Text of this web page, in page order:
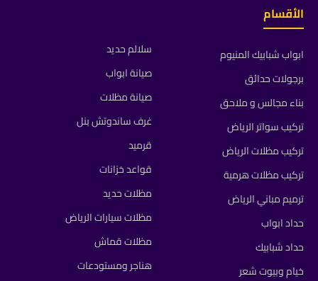
الأقسام
ابواب شبابيك المنيوم
برجولات حدائق
بناء مجالس و ملاحق
تركيب سواتر الرياض
تركيب مظلات الرياض
تركيب مظلات هرمية
ترميم مباني الرياض
حداد ابواب
حداد شبابيك
خيام وبيوت شعر
سلالم حديد
صيانة ابواب
صيانة مظلات
غرف ساندوتش بنل
قرميد
قواعد خزانات
مظلات حديد
مظلات سيارات الرياض
مظلات قماش
هناجر ومستودعات